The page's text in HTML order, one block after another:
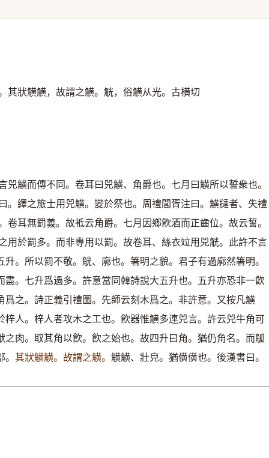
其狀觵觵，故謂之觵。觥，俗觵从光。古横切
兕觵而傳不同。卷耳曰兕觵、角爵也。七月曰觵所以誓衆也。
。繹之旅士用兕觵。變於祭也。周禮閭胥注曰。觵撻者、失禮
卷耳無罰義。故袛云角爵。七月因鄉飮酒而正齒位。故云誓。
用於罰多。而非專用以罰。故卷耳、絲衣竝用兕觥。此許不言
。所以罰不敬。觥、廓也。箸明之貌。君子有過廓然箸明。
。七升爲過多。許意當同韓詩說大五升也。五升亦恐非一飮
爲之。詩正義引禮圖。先師云刻木爲之。非許意。又按凡觵
人。梓人者攻木之工也。飮器惟觵多連兕言。許云兕牛角可
肉。取其角以飮。飮之始也。故四升曰角。猶仍角名。而觚
其狀觵觵。故謂之觵。 觵觵、壯皃。猶僙僙也。後漢書曰。